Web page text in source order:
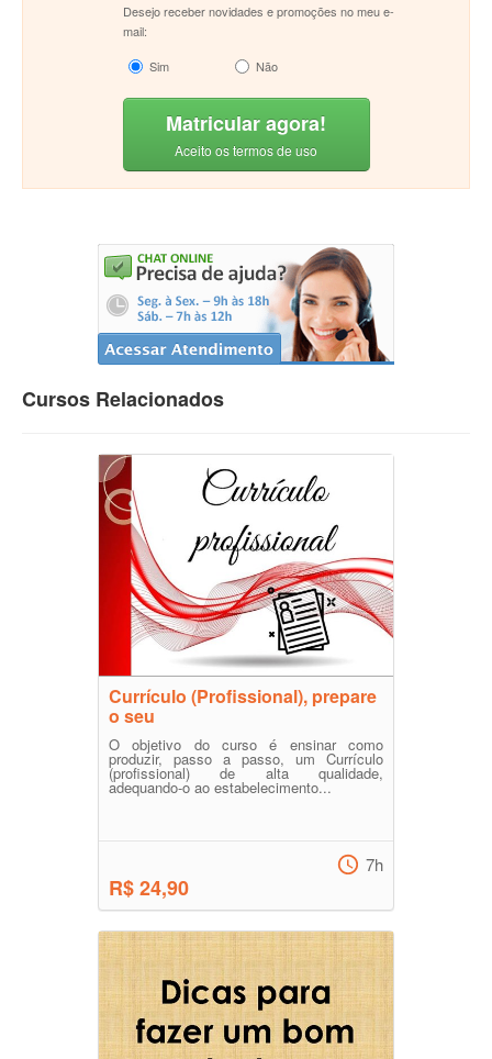
Desejo receber novidades e promoções no meu e-
mail:
Sim
Não
Matricular agora!
Aceito os termos de uso
Cursos Relacionados
Currículo (Profissional), prepare
o seu
O objetivo do curso é ensinar como
produzir, passo a passo, um Currículo
(profissional) de alta qualidade,
adequando-o ao estabelecimento...
R$ 24,90
7h